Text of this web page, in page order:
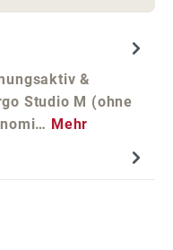
&
Studio M (ohne
Mehr